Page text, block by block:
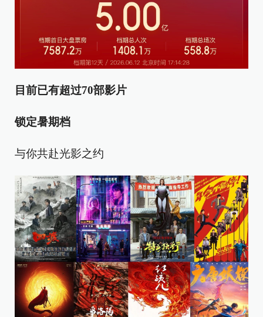
目前已有超过70部影片
锁定暑期档
与你共赴光影之约